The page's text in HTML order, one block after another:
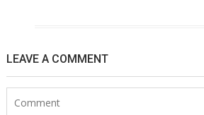
LEAVE A COMMENT